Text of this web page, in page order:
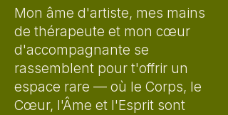
Mon âme d'artiste, mes mains
de thérapeute et mon cœur
d'accompagnante se
rassemblent pour t'offrir un
espace rare — où le Corps, le
Cœur, l'Âme et l'Esprit sont